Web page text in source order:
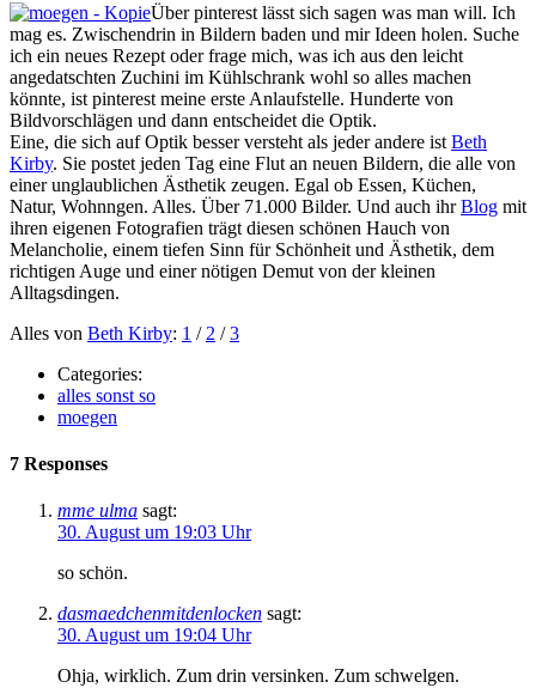
Über pinterest lässt sich sagen was man will. Ich
mag es. Zwischendrin in Bildern baden und mir Ideen holen. Suche
ich ein neues Rezept oder frage mich, was ich aus den leicht
angedatschten Zuchini im Kühlschrank wohl so alles machen
könnte, ist pinterest meine erste Anlaufstelle. Hunderte von
Bildvorschlägen und dann entscheidet die Optik.
Eine, die sich auf Optik besser versteht als jeder andere ist Beth
Kirby. Sie postet jeden Tag eine Flut an neuen Bildern, die alle von
einer unglaublichen Ästhetik zeugen. Egal ob Essen, Küchen,
Natur, Wohnngen. Alles. Über 71.000 Bilder. Und auch ihrBlog mit
ihren eigenen Fotografien trägt diesen schönen Hauch von
Melancholie, einem tiefen Sinn für Schönheit und Ästhetik, dem
richtigen Auge und einer nötigen Demut von der kleinen
Alltagsdingen.
Alles von Beth Kirby: 1 / 2 /3
Categories:
alles sonst so
moegen
7 Responses
mme ulma sagt:
30. August um 19:03 Uhr
so schön.
dasmaedchenmitdenlocken sagt:
30. August um 19:04 Uhr
Ohja, wirklich. Zum drin versinken. Zum schwelgen.